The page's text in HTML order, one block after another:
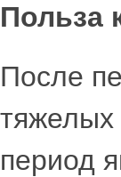
Польза
После
тяжелых
период